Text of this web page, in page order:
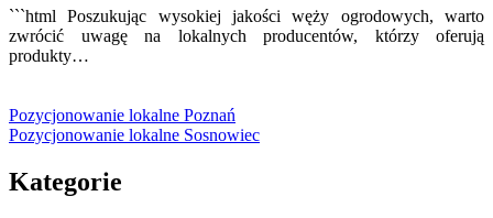
```html Poszukując wysokiej jakości węży ogrodowych, warto
zwrócić uwagę na lokalnych producentów, którzy oferują
produkty…
Pozycjonowanie lokalne Poznań
Pozycjonowanie lokalne Sosnowiec
Kategorie